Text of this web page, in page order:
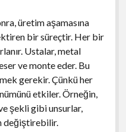
üretim aşamasına
bir süreçtir. Her bir
Ustalar, metal
ve monte eder. Bu
gerekir. Çünkü her
etkiler. Örneğin,
şekli gibi unsurlar,
değiştirebilir.